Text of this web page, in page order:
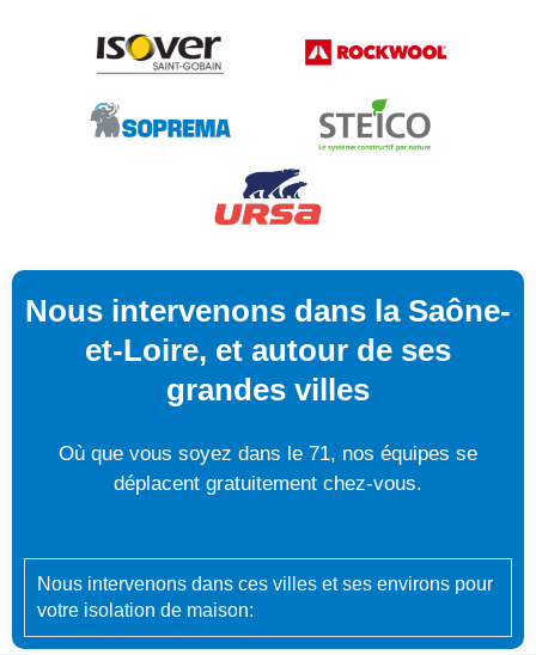
Nous intervenons dans la Saône-
et-Loire, et autour de ses
grandes villes
Où que vous soyez dans le 71, nos équipes se
déplacent gratuitement chez-vous.
Nous intervenons dans ces villes et ses environs pour
votre isolation de maison: